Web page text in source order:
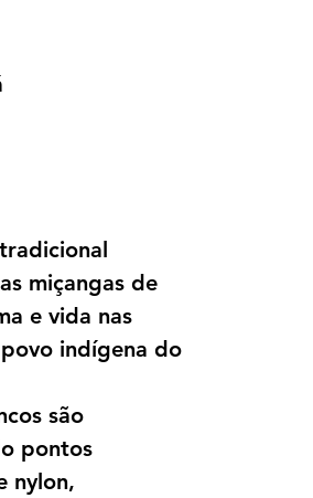
miçangas de
e vida nas
indígena do
são
pontos
nylon,